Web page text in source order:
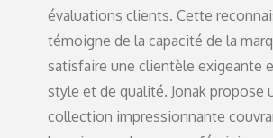
évaluations clients. Cette
témoigne de la capacité de la
satisfaire une clientèle exigeante
style et de qualité. Jonak propose
collection impressionnante